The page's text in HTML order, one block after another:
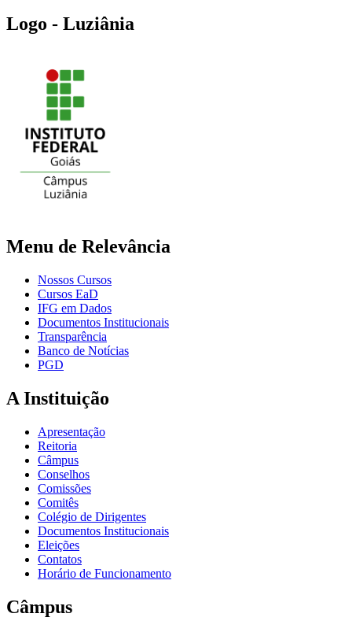
Logo - Luziânia
Menu de Relevância
Nossos Cursos
Cursos EaD
IFG em Dados
Documentos Institucionais
Transparência
Banco de Notícias
PGD
A Instituição
Apresentação
Reitoria
Câmpus
Conselhos
Comissões
Comitês
Colégio de Dirigentes
Documentos Institucionais
Eleições
Contatos
Horário de Funcionamento
Câmpus